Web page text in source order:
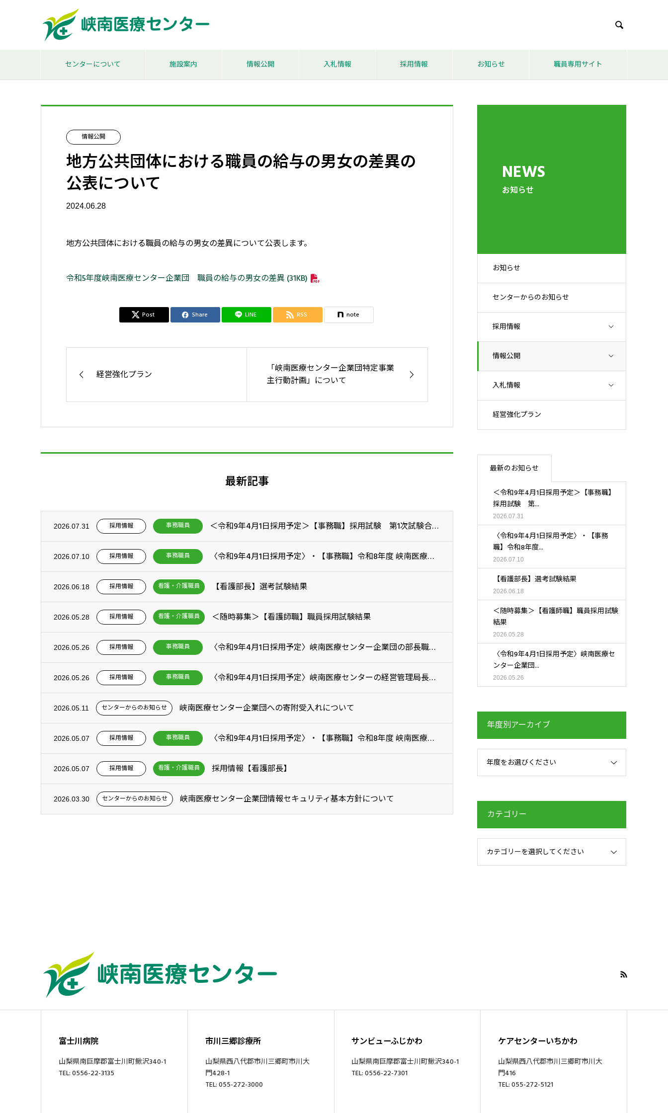

センターについて 施設案内 情報公開 入札情報 採用情報 お知らせ 職員専用サイト
NEWS
お知らせ
お知らせ
センターからのお知らせ
採用情報
情報公開
入札情報
経営強化プラン
情報公開
地方公共団体における職員の給与の男女の差異の
公表について
2024.06.28
地方公共団体における職員の給与の男女の差異について公表します。
令和5年度峡南医療センター企業団 職員の給与の男女の差異 (31KB)
Post Share LINE RSS note
経営強化プラン
「峡南医療センター企業団特定事業
主行動計画」について
最新記事
2026.07.31 採用情報 事務職員 ＜令和9年4月1日採用予定＞【事務職】採用試験 第1次試験合格者について
2026.07.10 採用情報 事務職員 〈令和9年4月1日採用予定〉・【事務職】令和8年度 峡南医療センター企業団職員採用試験
2026.06.18 採用情報 看護・介護職員 【看護部長】選考試験結果
2026.05.28 採用情報 看護・介護職員 ＜随時募集＞【看護師職】職員採用試験結果
2026.05.26 採用情報 事務職員 〈令和9年4月1日採用予定〉峡南医療センター企業団の部長職の公募について
2026.05.26 採用情報 事務職員 〈令和9年4月1日採用予定〉峡南医療センターの経営管理局長の公募について
2026.05.11 センターからのお知らせ 峡南医療センター企業団への寄附受入れについて
2026.05.07 採用情報 事務職員 〈令和9年4月1日採用予定〉・【事務職】令和8年度 峡南医療センター企業団職員採用試験
2026.05.07 採用情報 看護・介護職員 採用情報【看護部長】
2026.03.30 センターからのお知らせ 峡南医療センター企業団情報セキュリティ基本方針について
最新のお知らせ
＜令和9年4月1日採用予定＞【事務職】
採用試験 第...
2026.07.31
〈令和9年4月1日採用予定〉・【事務
職】令和8年度...
2026.07.10
【看護部長】選考試験結果
2026.06.18
＜随時募集＞【看護師職】職員採用試験
結果
2026.05.28
〈令和9年4月1日採用予定〉峡南医療セ
ンター企業団...
2026.05.26
年度別アーカイブ
年度をお選びください
カテゴリー
カテゴリーを選択してください
富士川病院
山梨県南巨摩郡富士川町鰍沢340-1
TEL: 0556-22-3135
市川三郷診療所
山梨県西八代郡市川三郷町市川大
門428-1
TEL: 055-272-3000
サンビューふじかわ
山梨県南巨摩郡富士川町鰍沢340-1
TEL: 0556-22-7301
ケアセンターいちかわ
山梨県西八代郡市川三郷町市川大
門416
TEL: 055-272-5121